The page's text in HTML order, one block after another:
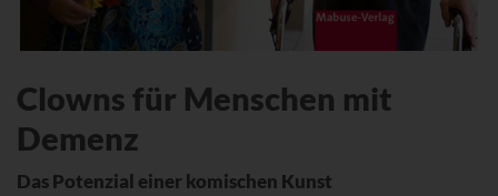
Clowns für Menschen mit
Demenz
Das Potenzial einer komischen Kunst